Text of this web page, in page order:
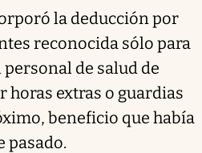
la deducción por
reconocida sólo para
de salud de
horas extras o guardias
beneficio que había
pasado.